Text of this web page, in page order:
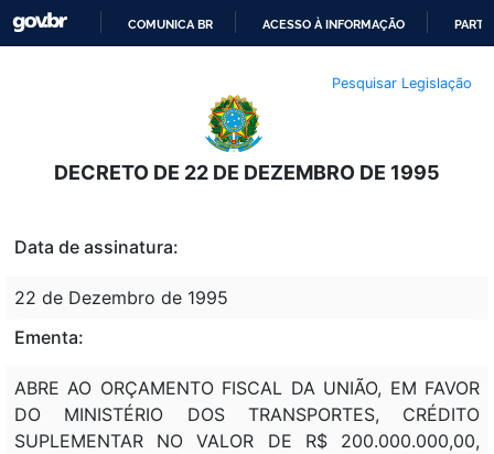
O
CONTEÚDO
COMUNICA BR ACESSO À INFORMAÇÃO
Pesquisar Legislação
DECRETO DE 22 DE DEZEMBRO DE 1995
Data de assinatura:
22 de Dezembro de 1995
Ementa:
ABRE AO ORÇAMENTO FISCAL DA UNIÃO, EM FAVOR
DO MINISTÉRIO DOS TRANSPORTES, CRÉDITO
SUPLEMENTAR NO VALOR DE R$ 200.000.000,00,